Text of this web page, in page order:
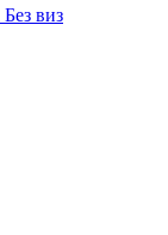
Без виз